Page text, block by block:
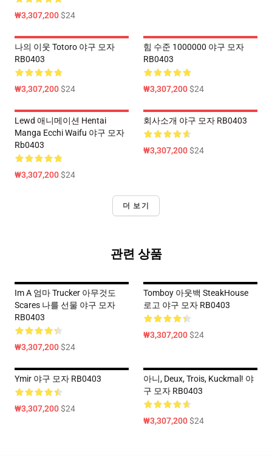
₩3,307,200$24
나의 이웃 Totoro 야구 모자
RB0403
₩3,307,200$24
힘 수준 1000000 야구 모자
RB0403
₩3,307,200$24
Lewd 애니메이션 Hentai
Manga Ecchi Waifu 야구 모자
Rb0403
₩3,307,200$24
회사소개 야구 모자 RB0403
₩3,307,200$24
더 보기
관련 상품
Im A 엄마 Trucker 아무것도
Scares 나를 선물 야구 모자
RB0403
₩3,307,200$24
Tomboy 아웃백 SteakHouse
로고 야구 모자 RB0403
₩3,307,200$24
Ymir 야구 모자 RB0403
₩3,307,200$24
아니, Deux, Trois, Kuckmal! 야
구 모자 RB0403
₩3,307,200$24